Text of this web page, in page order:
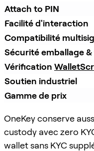
Attach to PIN
Facilité d'interaction
Compatibilité multisig
Sécurité emballage
Vérification
Soutien industriel
Gamme de prix
OneKey conserve
custody avec zero
wallet sans KYC